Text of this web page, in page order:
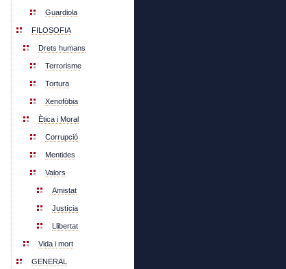
Guardiola
FILOSOFIA
Drets humans
Terrorisme
Tortura
Xenofòbia
Ètica i Moral
Corrupció
Mentides
Valors
Amistat
Justícia
Llibertat
Vida i mort
GENERAL